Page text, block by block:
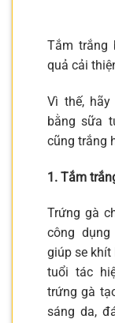
Tắm trắng
quả cải
Vì thế,
bằng sữa
cũng trắng
1. Tắm
Trứng gà
công
giúp se khít
tuổi tác
trứng gà
sáng da,